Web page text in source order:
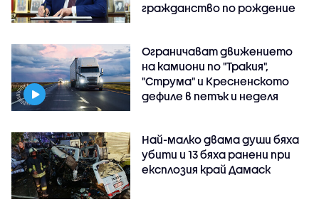
гражданство по рождение
Ограничават движението
на камиони по "Тракия",
"Струма" и Кресненското
дефиле в петък и неделя
Най-малко двама души бяха
убити и 13 бяха ранени при
експлозия край Дамаск